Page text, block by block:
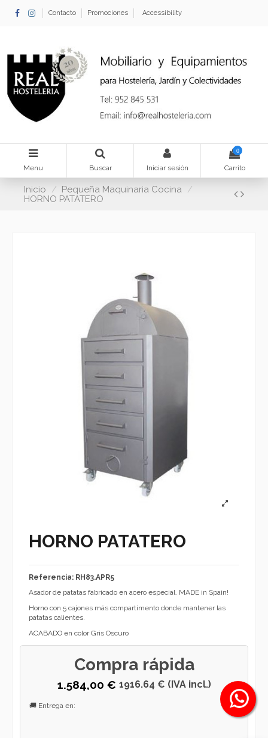
Contacto Promociones Accessibility
Menu Buscar Iniciar sesión
0
Carrito
Inicio
Pequeña Maquinaria Cocina
HORNO PATATERO
HORNO PATATERO
Referencia: RH83.APR5
Asador de patatas fabricado en acero especial. MADE in Spain!
Horno con 5 cajones más compartimento donde mantener las
patatas calientes.
ACABADO en color Gris Oscuro
Compra rápida
1.584,00 € 1916.64 € (IVA incl.)
🚚 Entrega en: